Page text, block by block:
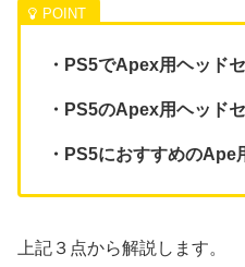
・PS5でApex用ヘッド
・PS5のApex用ヘッド
・PS5におすすめのApe
上記３点から解説します。